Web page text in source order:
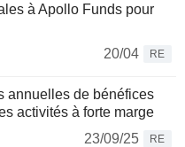
à Apollo Funds pour
20/04
RE
annuelles de bénéfices
activités à forte marge
23/09/25
RE